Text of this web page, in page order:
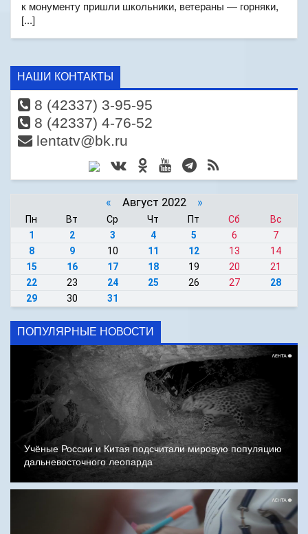
к монументу пришли школьники, ветераны — горняки,
[...]
НАШИ КОНТАКТЫ
8 (42337) 3-95-95
8 (42337) 4-76-52
lentatv@bk.ru
« Август 2022 »
Пн Вт Ср Чт Пт Сб
Вс
1
2 3 4 5 6
7
8
9 10 11 12 13
14
15
16 17 18 19 20
21
22
23 24 25 26 27
28
29
30 31
ПОПУЛЯРНЫЕ НОВОСТИ
Учёные России и Китая подсчитали мировую популяцию
дальневосточного леопарда